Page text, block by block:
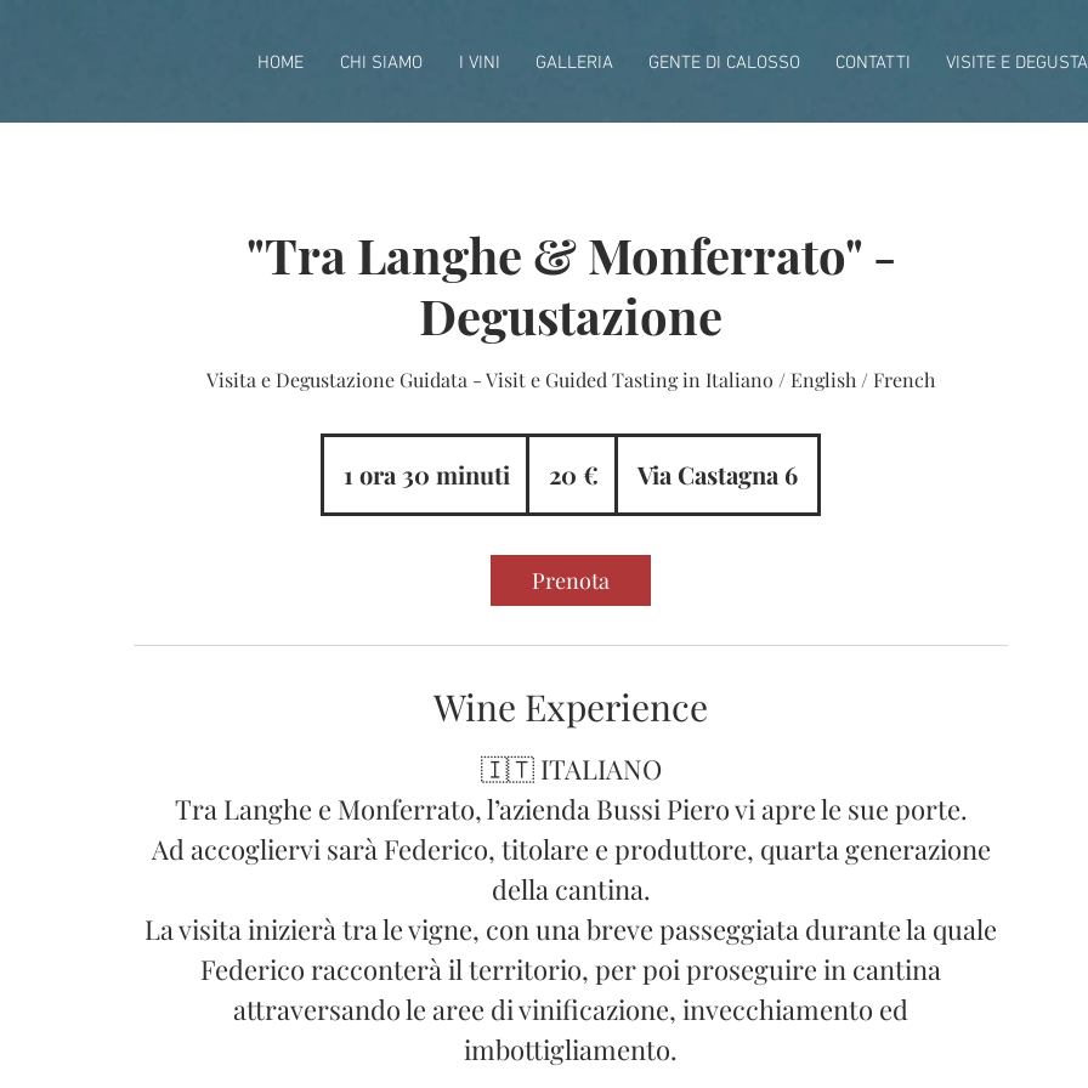
HOME CHI SIAMO I VINI GALLERIA GENTE DI CALOSSO CONTATTI VISITE E
"Tra Langhe & Monferrato" -
Degustazione
Visita e Degustazione Guidata - Visit e Guided Tasting in Italiano / English / French
1 ora 30 minuti
o
r
m
n
u
t
i
20 € Via Castagna 6
Prenota
Wine Experience
🇮🇹 ITALIANO
Tra Langhe e Monferrato, l’azienda Bussi Piero vi apre le sue porte.
Ad accogliervi sarà Federico, titolare e produttore, quarta generazione
della cantina.
La visita inizierà tra le vigne, con una breve passeggiata durante la quale
Federico racconterà il territorio, per poi proseguire in cantina
attraversando le aree di vinificazione, invecchiamento ed
imbottigliamento.